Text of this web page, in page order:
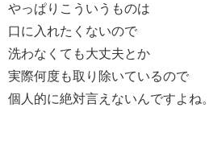
やっぱりこういうものは
口に入れたくないので
洗わなくても大丈夫とか
実際何度も取り除いているので
個人的に絶対言えないんですよね。